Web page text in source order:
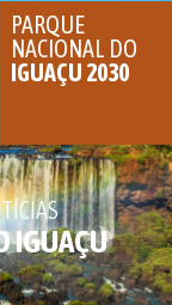
PARQUE
NACIONAL DO
IGUAÇU 2030
IGUAÇU